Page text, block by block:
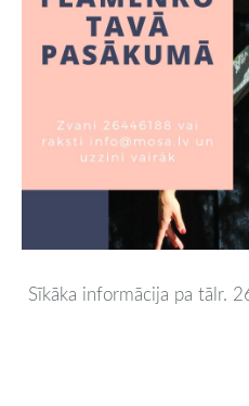
Sīkāka informācija pa tālr.